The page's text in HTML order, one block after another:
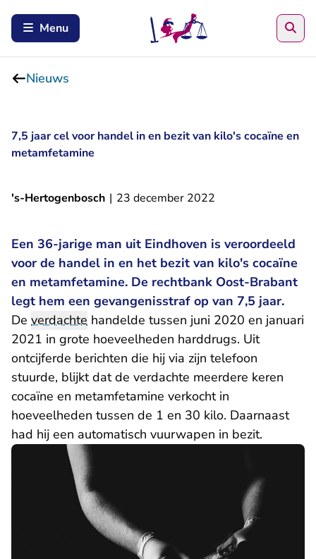
Menu
Nieuws
7,5 jaar cel voor handel in en bezit van kilo's cocaïne en
metamfetamine
's-Hertogenbosch | 23 december 2022
Een 36-jarige man uit Eindhoven is veroordeeld
voor de handel in en het bezit van kilo's cocaïne
en metamfetamine. De rechtbank Oost-Brabant
legt hem een gevangenisstraf op van 7,5 jaar.
De verdachte handelde tussen juni 2020 en januari
2021 in grote hoeveelheden harddrugs. Uit
ontcijferde berichten die hij via zijn telefoon
stuurde, blijkt dat de verdachte meerdere keren
cocaïne en metamfetamine verkocht in
hoeveelheden tussen de 1 en 30 kilo. Daarnaast
had hij een automatisch vuurwapen in bezit.